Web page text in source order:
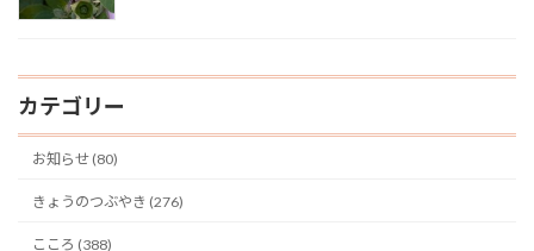
カテゴリー
お知らせ (80)
きょうのつぶやき (276)
こころ (388)